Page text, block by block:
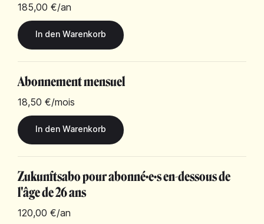
185,00 €/an
Abonnement mensuel
18,50 €/mois
Zukunftsabo pour abonné·e·s en-dessous de
l'âge de 26 ans
120,00 €/an